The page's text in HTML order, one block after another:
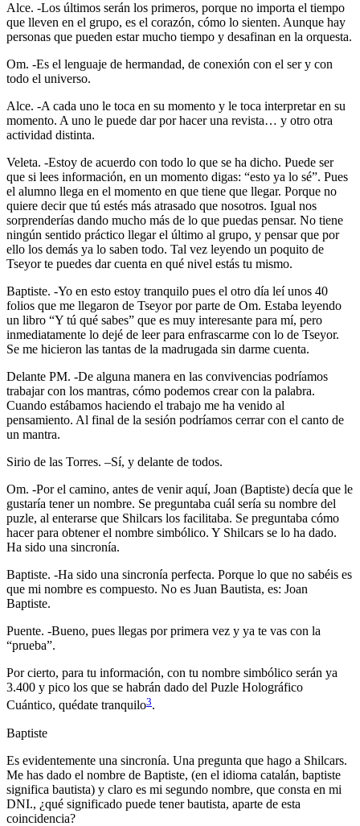
Alce. -Los últimos serán los primeros, porque no importa el tiempo
que lleven en el grupo, es el corazón, cómo lo sienten. Aunque hay
personas que pueden estar mucho tiempo y desafinan en la orquesta.
Om. -Es el lenguaje de hermandad, de conexión con el ser y con
todo el universo.
Alce. -A cada uno le toca en su momento y le toca interpretar en su
momento. A uno le puede dar por hacer una revista… y otro otra
actividad distinta.
Veleta. -Estoy de acuerdo con todo lo que se ha dicho. Puede ser
que si lees información, en un momento digas: “esto ya lo sé”. Pues
el alumno llega en el momento en que tiene que llegar. Porque no
quiere decir que tú estés más atrasado que nosotros. Igual nos
sorprenderías dando mucho más de lo que puedas pensar. No tiene
ningún sentido práctico llegar el último al grupo, y pensar que por
ello los demás ya lo saben todo. Tal vez leyendo un poquito de
Tseyor te puedes dar cuenta en qué nivel estás tu mismo.
Baptiste. -Yo en esto estoy tranquilo pues el otro día leí unos 40
folios que me llegaron de Tseyor por parte de Om. Estaba leyendo
un libro “Y tú qué sabes” que es muy interesante para mí, pero
inmediatamente lo dejé de leer para enfrascarme con lo de Tseyor.
Se me hicieron las tantas de la madrugada sin darme cuenta.
Delante PM. -De alguna manera en las convivencias podríamos
trabajar con los mantras, cómo podemos crear con la palabra.
Cuando estábamos haciendo el trabajo me ha venido al
pensamiento. Al final de la sesión podríamos cerrar con el canto de
un mantra.
Sirio de las Torres. –Sí, y delante de todos.
Om. -Por el camino, antes de venir aquí, Joan (Baptiste) decía que le
gustaría tener un nombre. Se preguntaba cuál sería su nombre del
puzle, al enterarse que Shilcars los facilitaba. Se preguntaba cómo
hacer para obtener el nombre simbólico. Y Shilcars se lo ha dado.
Ha sido una sincronía.
Baptiste. -Ha sido una sincronía perfecta. Porque lo que no sabéis es
que mi nombre es compuesto. No es Juan Bautista, es: Joan
Baptiste.
Puente. -Bueno, pues llegas por primera vez y ya te vas con la
“prueba”.
Por cierto, para tu información, con tu nombre simbólico serán ya
3.400 y pico los que se habrán dado del Puzle Holográfico
Cuántico, quédate tranquilo3.
Baptiste
Es evidentemente una sincronía. Una pregunta que hago a Shilcars.
Me has dado el nombre de Baptiste, (en el idioma catalán, baptiste
significa bautista) y claro es mi segundo nombre, que consta en mi
DNI., ¿qué significado puede tener bautista, aparte de esta
coincidencia?